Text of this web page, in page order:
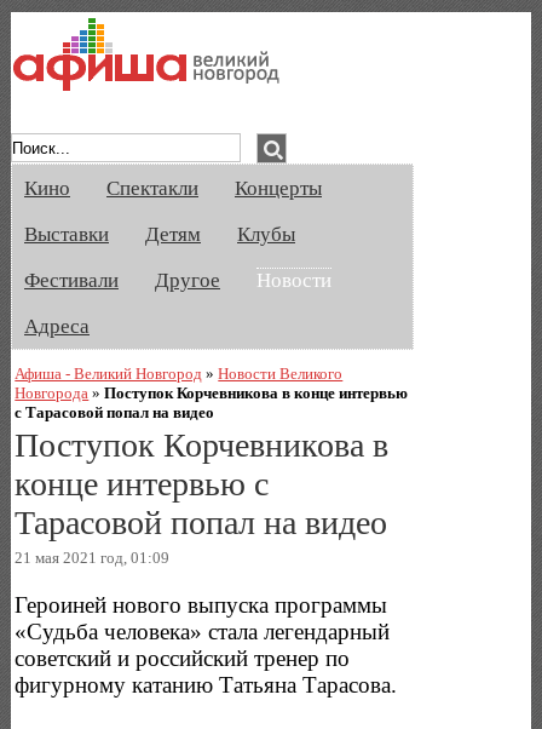
Кино Спектакли
Концерты
Выставки
Детям
Клубы
Фестивали
Другое
Новости
Адреса
Афиша - Великий Новгород »Новости Великого
Новгорода »Поступок Корчевникова в конце интервью
с Тарасовой попал на видео
Поступок Корчевникова в
конце интервью с
Тарасовой попал на видео
21 мая 2021 год, 01:09
Героиней нового выпуска программы
«Судьба человека» стала легендарный
советский и российский тренер по
фигурному катанию Татьяна Тарасова.